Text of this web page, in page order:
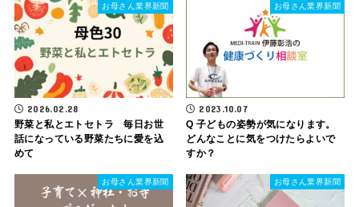
お母さん業界新聞
2026.02.28
野菜と私とエトセトラ 毎日お世
話になっている野菜たちに愛を込
めて
お母さん業界新聞
2023.10.07
Q 子どもの姿勢が気になります。
どんなことに気をつけたらよいで
すか？
お母さん業界新聞 お母さん業界新聞